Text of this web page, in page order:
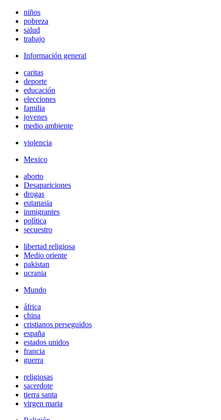
niños
pobreza
salud
trabajo
Información general
caritas
deporte
educación
elecciones
familia
jovenes
medio ambiente
violencia
Mexico
aborto
Desapariciones
drogas
eutanasia
inmigrantes
política
secuestro
libertad religiosa
Medio oriente
pakistan
ucrania
Mundo
áfrica
china
cristianos perseguidos
españa
estados unidos
francia
guerra
religiosas
sacerdote
tierra santa
virgen maria